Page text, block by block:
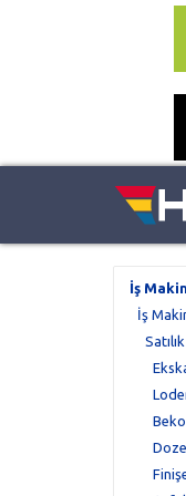
İş
İş
Satılık